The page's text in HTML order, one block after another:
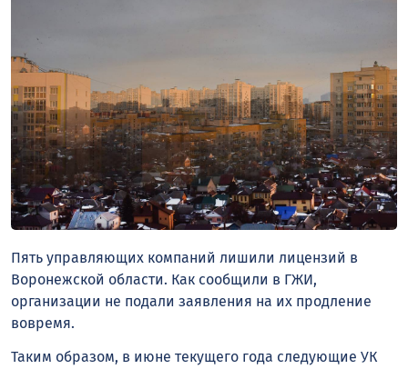
Пять управляющих компаний лишили лицензий в
Воронежской области. Как сообщили в ГЖИ,
организации не подали заявления на их продление
вовремя.
Таким образом, в июне текущего года следующие УК